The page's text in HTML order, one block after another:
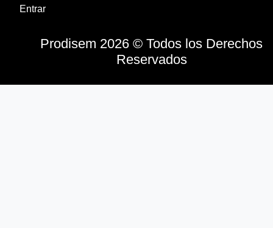
Entrar
Prodisem 2026 © Todos los Derechos
Reservados